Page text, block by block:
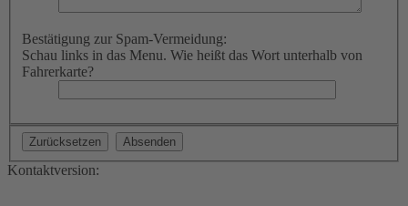
Bestätigung zur Spam-Vermeidung:
Schau links in das Menu. Wie heißt das Wort unterhalb von
Fahrerkarte?
Kontaktversion: